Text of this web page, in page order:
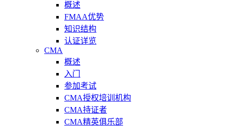
概述
FMAA优势
知识结构
认证详览
CMA
概述
入门
参加考试
CMA授权培训机构
CMA持证者
CMA精英俱乐部